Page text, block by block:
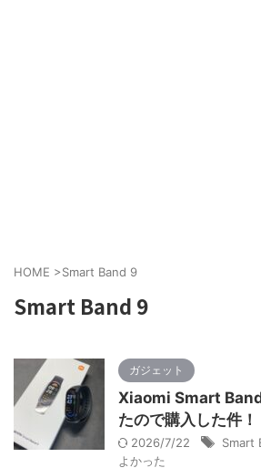
HOME >Smart Band 9
Smart Band 9
ガジェット
Xiaomi Smart
たので購入した件！
2026/7/22 Smart
よかった